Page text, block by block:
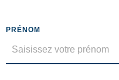
PRÉNOM